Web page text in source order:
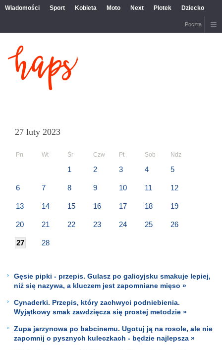
Wiadomości Sport Kobieta Moto Next Plotek Dziecko
Poczta
27 luty 2023
Pn Wt Śr Czw Pt Sob Ndz
1 2 3 4 5
6 7 8 9 10 11 12
13 14 15 16 17 18 19
20 21 22 23 24 25 26
27 28
Gęsie pipki - przepis. Gulasz po galicyjsku smakuje lepiej,
niż się nazywa, a kluczem jest zapomniane mięso »
Cynaderki. Przepis, który zachwyci podniebienia.
Wyjątkowy smak zawdzięcza się prostej metodzie »
Zupa jarzynowa po babcinemu. Ugotuj ją na rosole, ale nie
zapomnij o pysznych kuleczkach - będzie najlepsza »